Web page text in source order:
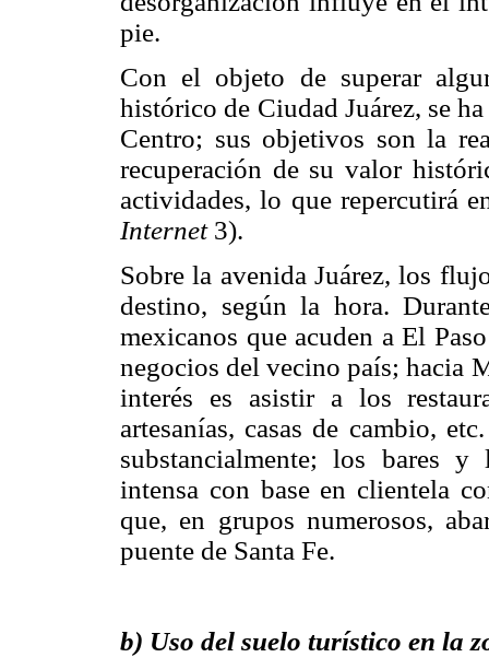
pie.
Con el objeto de superar
histórico de Ciudad Juárez, se
Centro; sus objetivos son la
recuperación de su valor
actividades, lo que repercutirá
Internet3).
Sobre la avenida Juárez, los
destino, según la hora.
mexicanos que acuden a El
negocios del vecino país; hacia
interés es asistir a los
artesanías, casas de cambio,
substancialmente; los bares
intensa con base en clientela
que, en grupos numerosos,
puente de Santa Fe.
b) Uso del suelo turístico en la